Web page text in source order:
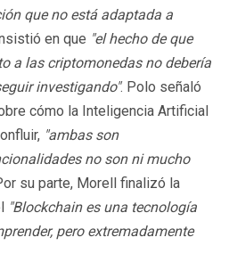
que no está adaptada a
en que "el hecho de que
a las criptomonedas no debería
investigando". Polo señaló
cómo la Inteligencia Artificial
"ambas son
no son ni mucho
su parte, Morell finalizó la
"Blockchain es una tecnología
pero extremadamente